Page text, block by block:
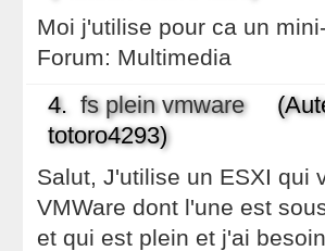
Moi j'utilise pour ca un
Forum: Multimedia
4. fs plein vmware
totoro4293)
Salut, J'utilise un ESXI qui
VMWare dont l'une est
et qui est plein et j'ai